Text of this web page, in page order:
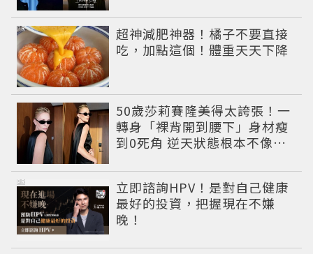
超神減肥神器！橘子不要直接
吃，加點這個！體重天天下降
PR
50歲莎莉賽隆美得太誇張！一
轉身「裸背開到腰下」身材瘦
到0死角 逆天狀態根本不像年
立即諮詢HPV！是對自己健康
最好的投資，把握現在不嫌
晚！
PR